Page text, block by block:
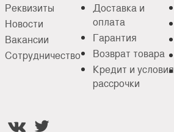
Реквизиты
Новости
Вакансии
Сотрудничество
Доставка и
оплата
Гарантия
Возврат товара
Кредит и условия
рассрочки
 